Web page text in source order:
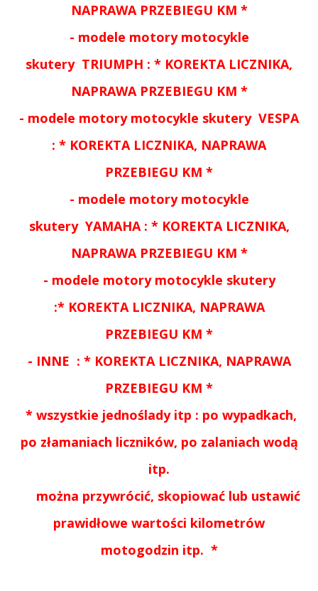
NAPRAWA PRZEBIEGU KM *
- modele motory motocykle
skutery TRIUMPH : * KOREKTA LICZNIKA,
NAPRAWA PRZEBIEGU KM *
- modele motory motocykle skutery VESPA
: * KOREKTA LICZNIKA, NAPRAWA
PRZEBIEGU KM *
- modele motory motocykle
skutery YAMAHA : * KOREKTA LICZNIKA,
NAPRAWA PRZEBIEGU KM *
- modele motory motocykle skutery
:* KOREKTA LICZNIKA, NAPRAWA
PRZEBIEGU KM *
- INNE : * KOREKTA LICZNIKA, NAPRAWA
PRZEBIEGU KM *
* wszystkie jednoślady itp : po wypadkach,
po złamaniach liczników, po zalaniach wodą
itp.
można przywrócić, skopiować lub ustawić
prawidłowe wartości kilometrów
motogodzin itp. *